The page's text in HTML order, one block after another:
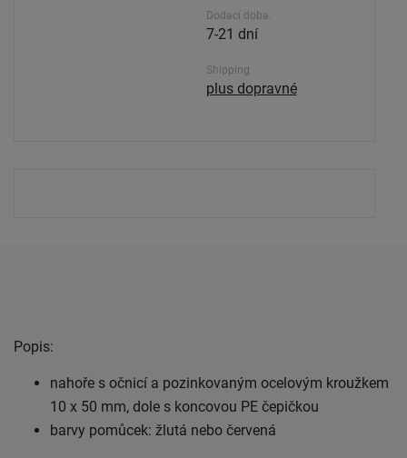
Dodací doba.
7-21 dní
Shipping
plus dopravné
Popis:
nahoře s očnicí a pozinkovaným ocelovým kroužkem
10 x 50 mm, dole s koncovou PE čepičkou
barvy pomůcek: žlutá nebo červená